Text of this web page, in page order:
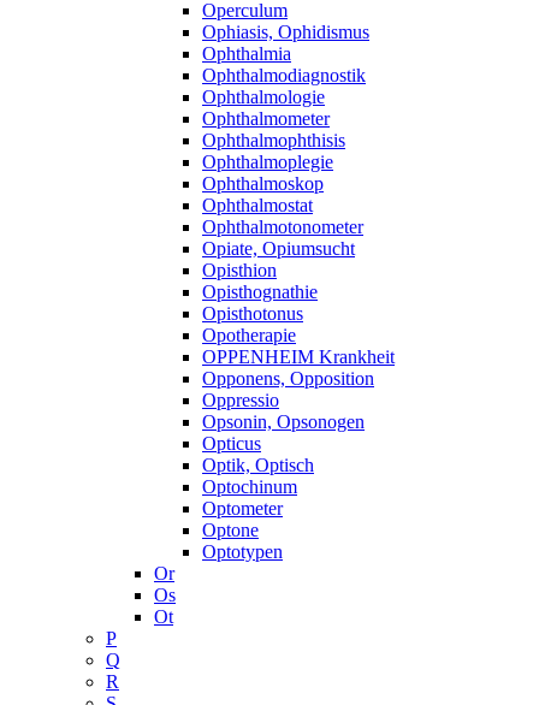
Operculum
Ophiasis, Ophidismus
Ophthalmia
Ophthalmodiagnostik
Ophthalmologie
Ophthalmometer
Ophthalmophthisis
Ophthalmoplegie
Ophthalmoskop
Ophthalmostat
Ophthalmotonometer
Opiate, Opiumsucht
Opisthion
Opisthognathie
Opisthotonus
Opotherapie
OPPENHEIM Krankheit
Opponens, Opposition
Oppressio
Opsonin, Opsonogen
Opticus
Optik, Optisch
Optochinum
Optometer
Optone
Optotypen
Or
Os
Ot
P
Q
R